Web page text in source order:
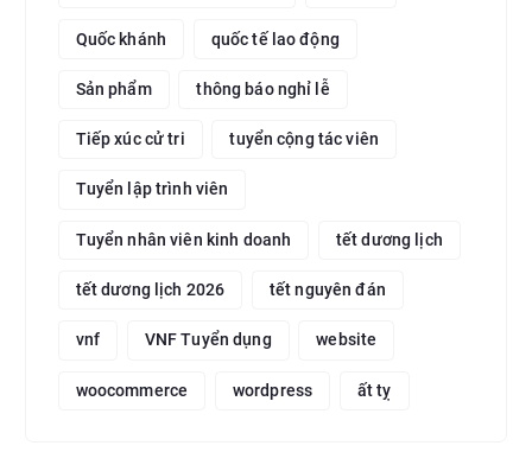
Quốc khánh quốc tế lao động
Sản phẩm thông báo nghỉ lễ
Tiếp xúc cử tri tuyển cộng tác viên
Tuyển lập trình viên
Tuyển nhân viên kinh doanh tết dương lịch
tết dương lịch 2026 tết nguyên đán
vnf VNF Tuyển dụng website
woocommerce wordpress ất tỵ